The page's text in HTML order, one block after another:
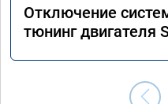
Отключение
тюнинг двигателя